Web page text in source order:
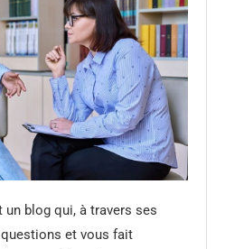
blog qui, à travers ses
et vous fait